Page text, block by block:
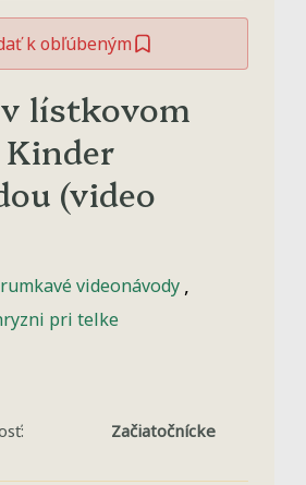
k obľúbeným
lístkovom
Kinder
(video
videonávody ,
pri telke
Začiatočnícke